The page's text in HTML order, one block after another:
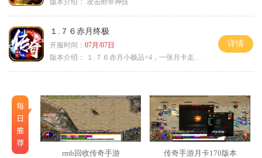
版本介绍： 攻击附带神技
１.７６赤月终极
开服时间： 07月/07日
版本介绍：
１.７６赤月小极品+4，一张月卡走天涯a
详情
rmb回收传奇手游 传奇手游月卡170版本